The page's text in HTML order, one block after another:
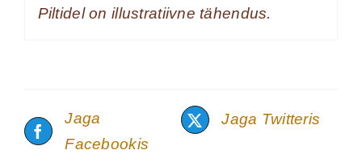
Piltidel on illustratiivne tähendus.
Jaga
Facebookis
Jaga Twitteris